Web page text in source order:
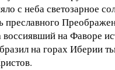
с неба светозарное
преславного
на Фаворе
на горах Иберии